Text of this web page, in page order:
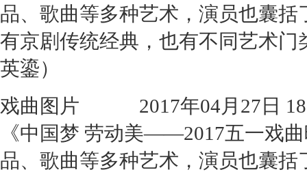
品、歌曲等多种艺术，演员也囊
有京剧传统经典，也有不同艺术
英鎏）
戏曲图片 2017年04月27日
《中国梦 劳动美——2017五一戏
品、歌曲等多种艺术，演员也囊